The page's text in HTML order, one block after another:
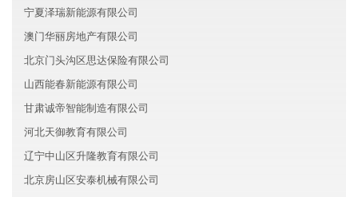
宁夏泽瑞新能源有限公司
澳门华丽房地产有限公司
北京门头沟区思达保险有限公司
山西能春新能源有限公司
甘肃诚帝智能制造有限公司
河北天御教育有限公司
辽宁中山区升隆教育有限公司
北京房山区安泰机械有限公司